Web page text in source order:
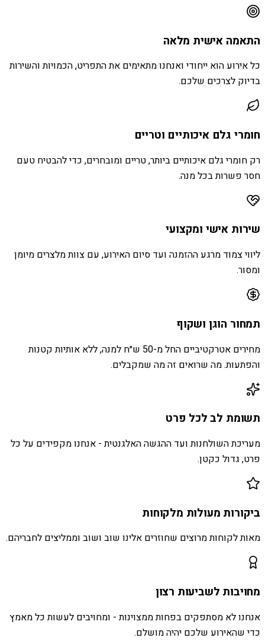
התאמה אישית מלאה
כל אירוע הוא ייחודי ואנחנו מתאימים את התפריט, הכמויות והשירות
בדיוק לצרכים שלכם.
חומרי גלם איכותיים וטריים
רק חומרי גלם איכותיים ביותר, טריים ומובחרים, כדי להבטיח טעם
חסר פשרות בכל מנה.
שירות אישי ומקצועי
ליווי צמוד מרגע ההזמנה ועד סיום האירוע, עם צוות מלצרים מיומן
ומסור.
תמחור הוגן ושקוף
מחירים אטרקטיביים החל מ-50 ש״ח למנה, ללא אותיות קטנות
והפתעות. מה שרואים זה מה שמקבלים.
תשומת לב לכל פרט
מעריכת השולחנות ועד ההגשה האלגנטית - אנחנו מקפידים על כל
פרט, גדול כקטן.
ביקורות מעולות מלקוחות
מאות לקוחות מרוצים שחוזרים אלינו שוב ושוב וממליצים לחבריהם.
מחויבות לשביעות רצון
אנחנו לא מסתפקים בפחות ממצוינות - ומחויבים לעשות כל מאמץ
כדי שהאירוע שלכם יהיה מושלם.